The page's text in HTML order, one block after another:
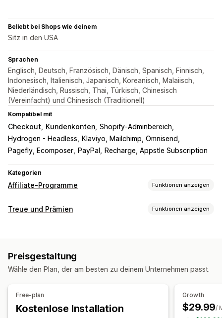
Beliebt bei Shops wie deinem
Sitz in den USA
Sprachen
Englisch, Deutsch, Französisch, Dänisch, Spanisch, Finnisch,
Indonesisch, Italienisch, Japanisch, Koreanisch, Malaiisch,
Niederländisch, Russisch, Thai, Türkisch, Chinesisch
(Vereinfacht) und Chinesisch (Traditionell)
Kompatibel mit
Checkout Kundenkonten Shopify-Adminbereich
Hydrogen - Headless
Klaviyo, Mailchimp, Omnisend
Pagefly, Ecomposer
PayPal Recharge, Appstle Subscription
Kategorien
Affiliate-Programme Funktionen anzeigen
Provisionsoptionen
Gestaffelte Vorteile
Leistungsverfolgung
Automatisches Tracking
Massengenerierung von Links
Treue und Prämien Funktionen anzeigen
Prämien, die du anbieten kannst
Preisgestaltung
Wähle den Plan, der am besten zu deinem Unternehmen passt.
Free-plan
Kostenlose Installation
Growth
$29.99/